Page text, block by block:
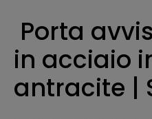
Porta
in acciaio
antracite |